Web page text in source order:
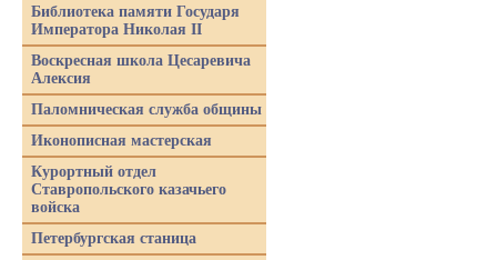
Библиотека памяти Государя
Императора Николая II
Воскресная школа Цесаревича
Алексия
Паломническая служба общины
Иконописная мастерская
Курортный отдел
Ставропольского казачьего
войска
Петербургская станица